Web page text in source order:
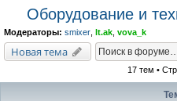
Оборудование и
Модераторы: smixer lt.ak vova_k
Новая тема
17 тем •